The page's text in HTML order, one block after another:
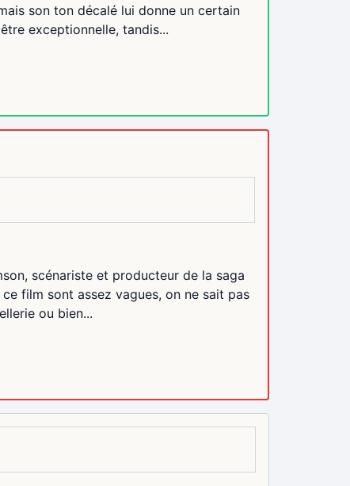
son ton décalé lui donne un certain
exceptionnelle, tandis...
scénariste et producteur de la saga
film sont assez vagues, on ne sait pas
ou bien...